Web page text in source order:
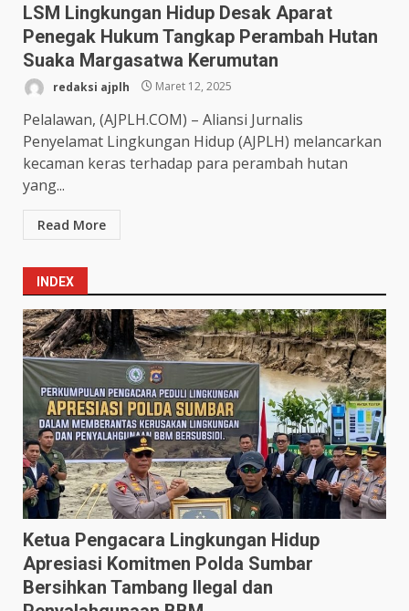
LSM Lingkungan Hidup Desak Aparat
Penegak Hukum Tangkap Perambah Hutan
Suaka Margasatwa Kerumutan
redaksi ajplh Maret 12, 2025
Pelalawan, (AJPLH.COM) – Aliansi Jurnalis
Penyelamat Lingkungan Hidup (AJPLH) melancarkan
kecaman keras terhadap para perambah hutan
yang...
Read More
INDEX
Ketua Pengacara Lingkungan Hidup
Apresiasi Komitmen Polda Sumbar
Bersihkan Tambang Ilegal dan